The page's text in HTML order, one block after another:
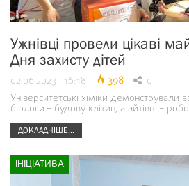
Ужнівці провели цікаві
Дня захисту дітей
02.06.2023 | 16:18 398 0
Університетські хіміки демонстрували
біологи – будову клітин, а айтівці –
ДОКЛАДНІШЕ...
ІНІЦІАТИВА